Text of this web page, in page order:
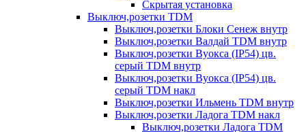
Скрытая установка
Выключ,розетки TDM
Выключ,розетки Блоки Сенеж внутр
Выключ,розетки Валдай TDM внутр
Выключ,розетки Вуокса (IP54) цв.
серый TDM внутр
Выключ,розетки Вуокса (IP54) цв.
серый TDM накл
Выключ,розетки Ильмень TDM внутр
Выключ,розетки Ладога TDM накл
Выключ,розетки Ладога TDM